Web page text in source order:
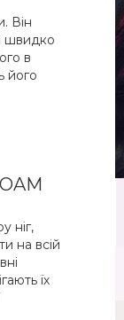
Він
швидко
в
його
ніг,
на всій
їх